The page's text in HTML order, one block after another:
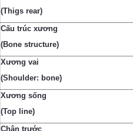
(Thigs rear)
Cấu trúc xương
(Bone structure)
Xương vai
(Shoulder: bone)
Xương sống
(Top line)
Chân trước